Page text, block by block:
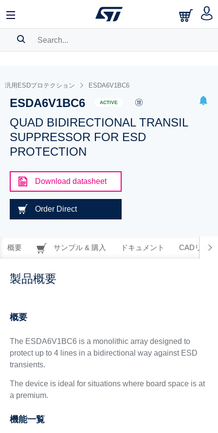
BOOKMARK
Pleaselog into show your saved searches.
汎用ESDプロテクション ESDA6V1BC6
ESDA6V1BC6 ACTIVE
QUAD BIDIRECTIONAL TRANSIL
SUPPRESSOR FOR ESD
PROTECTION
Download datasheet
Order Direct
概要 サンプル & 購入 ドキュメント CADリソー
製品概要
概要
The ESDA6V1BC6 is a monolithic array designed to
protect up to 4 lines in a bidirectional way against ESD
transients.
The device is ideal for situations where board space is at
a premium.
機能一覧